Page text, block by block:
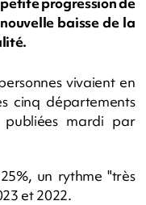
baisse de la
vivaient en
cinq départements
publiées mardi par
un rythme "très
et 2022.